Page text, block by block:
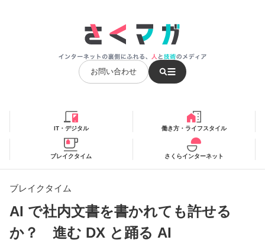
お問い合わせ
IT・デジタル 働き方・ライフスタイル
ブレイクタイム さくらインターネット
ブレイクタイム
AI で社内文書を書かれても許せる
か？ 進む DX と踊る AI